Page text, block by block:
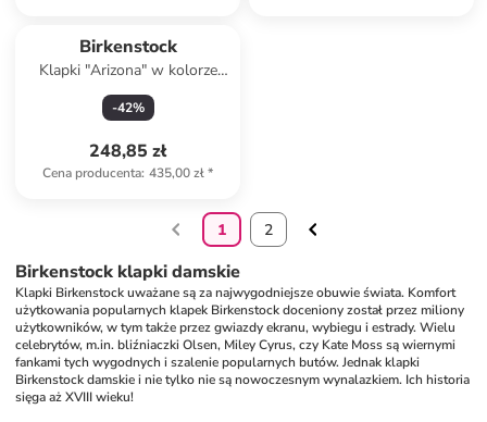
Birkenstock
Klapki "Arizona" w kolorze
jasnobrązowym
-42%
248,85 zł
Cena producenta: 435,00 zł*
1 2
Birkenstock klapki damskie
Klapki Birkenstock uważane są za najwygodniejsze obuwie świata. Komfort
użytkowania popularnych klapek Birkenstock doceniony został przez miliony
użytkowników, w tym także przez gwiazdy ekranu, wybiegu i estrady. Wielu
celebrytów, m.in. bliźniaczki Olsen, Miley Cyrus, czy Kate Moss są wiernymi
fankami tych wygodnych i szalenie popularnych butów. Jednak klapki
Birkenstock damskie i nie tylko nie są nowoczesnym wynalazkiem. Ich historia
sięga aż XVIII wieku!